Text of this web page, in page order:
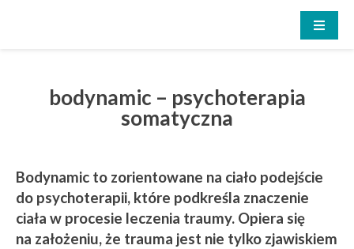
bodynamic – psychoterapia
somatyczna
Bodynamic to zorientowane na ciało podejście
do psychoterapii, które podkreśla znaczenie
ciała w procesie leczenia traumy. Opiera się
na założeniu, że trauma jest nie tylko zjawiskiem